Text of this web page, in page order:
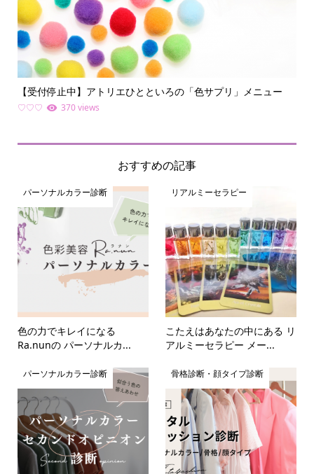
【受付停止中】アトリエひとといろの「色サプリ」メニュー
♡♡♡ 370 views
おすすめの記事
パーソナルカラー診断
色の力でキレイになる
Ra.nunの パーソナルカ...
リアルミーセラピー
こたえはあなたの中にある リ
アルミーセラピー メー...
パーソナルカラー診断 骨格診断・顔タイプ診断